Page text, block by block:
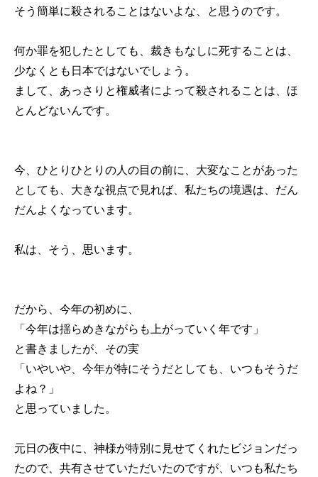
そう簡単に殺されることはないよな、と思うのです。
何か罪を犯したとしても、裁きもなしに死することは、
少なくとも日本ではないでしょう。
まして、あっさりと権威者によって殺されることは、ほ
とんどないんです。
今、ひとりひとりの人の目の前に、大変なことがあった
としても、大きな視点で見れば、私たちの境遇は、だん
だんよくなっています。
私は、そう、思います。
だから、今年の初めに、
「今年は揺らめきながらも上がっていく年です」
と書きましたが、その実
「いやいや、今年が特にそうだとしても、いつもそうだ
よね？」
と思っていました。
元日の夜中に、神様が特別に見せてくれたビジョンだっ
たので、共有させていただいたのですが、いつも私たち